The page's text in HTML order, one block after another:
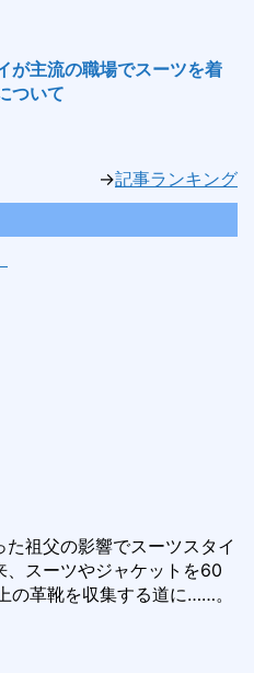
が主流の職場でスーツを着
ついて
→記事ランキング
祖父の影響でスーツスタイ
、スーツやジャケットを60
の革靴を収集する道に……。